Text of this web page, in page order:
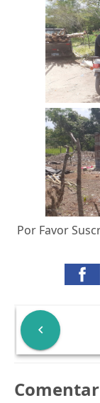
Por Favor
